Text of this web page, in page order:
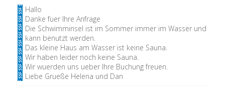
Hallo
Danke fuer Ihre Anfrage
Die Schwimminsel ist im Sommer immer im Wasser und
kann benutzt werden.
Das kleine Haus am Wasser ist keine Sauna.
Wir haben leider noch keine Sauna.
Wir wuerden uns ueber Ihre Buchung freuen.
Liebe Grueße Helena und Dan